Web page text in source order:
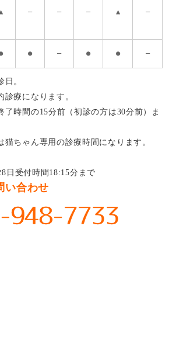
― ― ― ▲ ―
● ― ● ● ―
。
療になります。
時間の15分前（初診の方は30分前）ま
ちゃん専用の診療時間になります。
日受付時間18:15分まで
い合わせ